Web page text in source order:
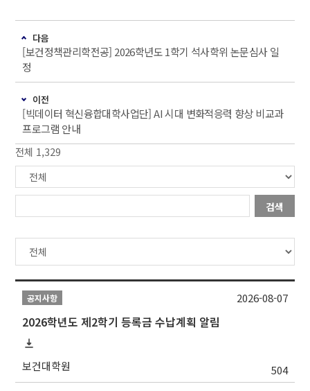
다음
[보건정책관리학전공] 2026학년도 1학기 석사학위 논문심사 일
정
이전
[빅데이터 혁신융합대학사업단] AI 시대 변화적응력 향상 비교과
프로그램 안내
전체 1,329
검색
공지사항
2026학년도 제2학기 등록금 수납계획 알림
보건대학원 504
2026-08-07